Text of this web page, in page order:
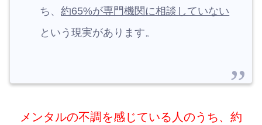
ち、約65%が専門機関に相談していない
という現実があります。
メンタルの不調を感じている人のうち、約